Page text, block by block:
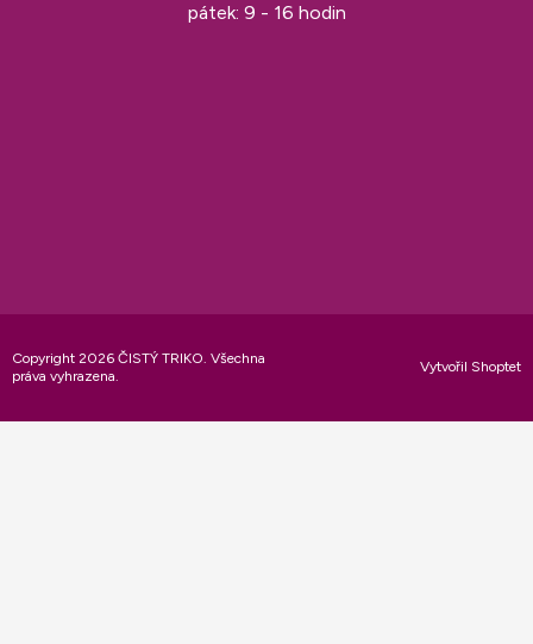
pátek: 9 - 16 hodin
Vytvořil Shoptet
Copyright 2026 ČISTÝ TRIKO. Všechna
práva vyhrazena.